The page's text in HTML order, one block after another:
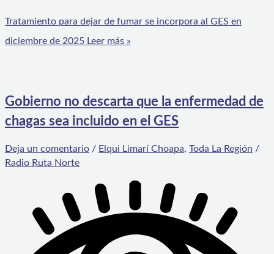
Tratamiento para dejar de fumar se incorpora al GES en
diciembre de 2025 Leer más »
Gobierno no descarta que la enfermedad de
chagas sea incluido en el GES
Deja un comentario / Elqui Limarí Choapa, Toda La Región /
Radio Ruta Norte